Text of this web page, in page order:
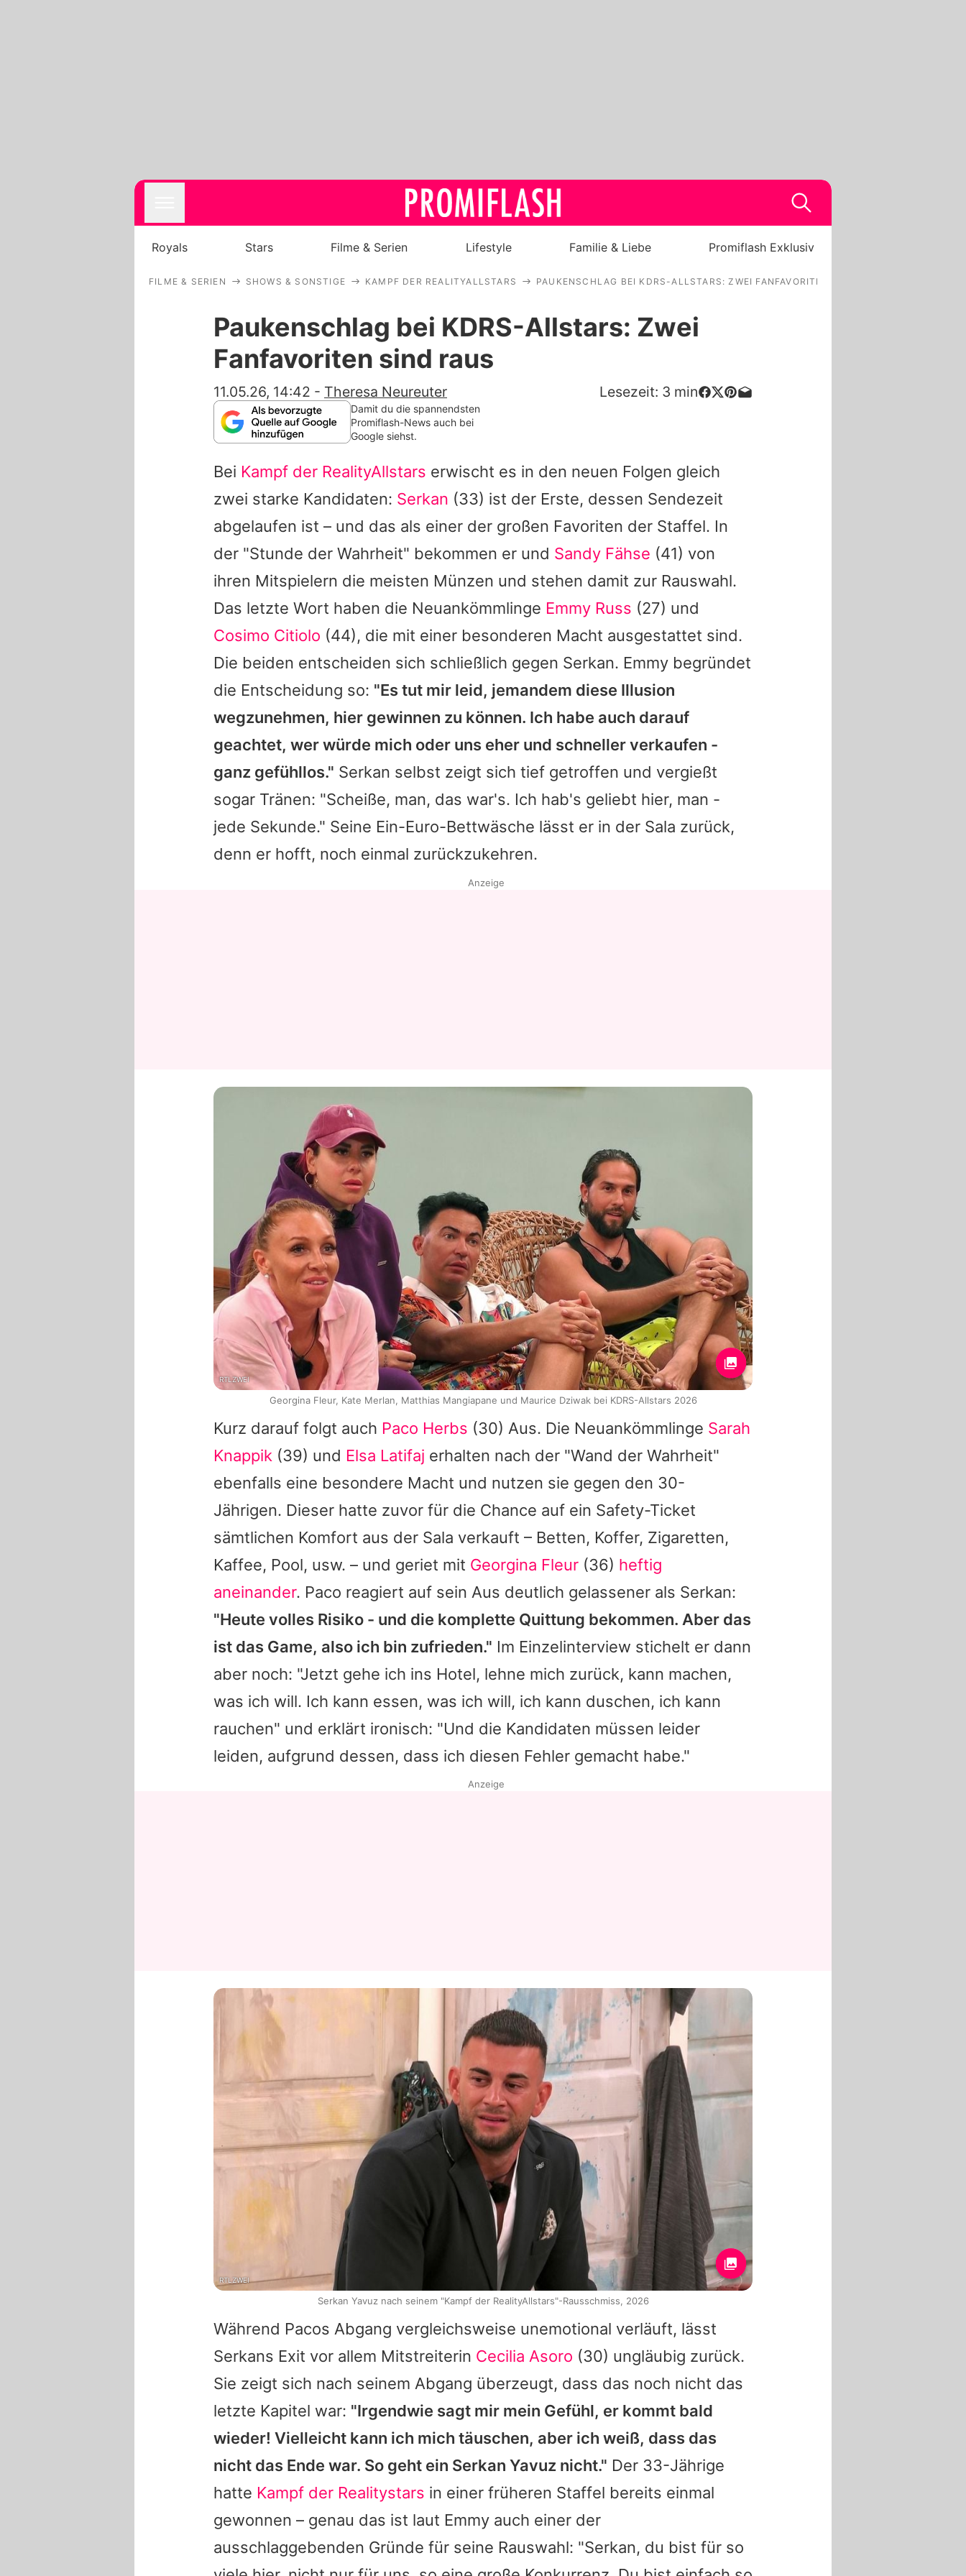
Royals
Stars
Familie & Liebe
App runterladen
Team
Redaktionelle Richtlinien
Impressum
Datenschutzerklärung
Nutzungsbedingungen
Royals Stars Filme & Serien Lifestyle Familie & Liebe Promiflash Exklusiv
FILME & SERIEN SHOWS & SONSTIGE KAMPF DER REALITYALLSTARS PAUKENSCHLAG BEI KDRS-ALLSTARS: ZWEI FANFAVORITEN SIND RAUS
Paukenschlag bei KDRS-Allstars: Zwei
Fanfavoriten sind raus
11.05.26, 14:42 - Theresa Neureuter Lesezeit: 3 min
Damit du die spannendsten
Promiflash-News auch bei
Google siehst.
Bei Kampf der RealityAllstars erwischt es in den neuen Folgen gleich
zwei starke Kandidaten: Serkan (33) ist der Erste, dessen Sendezeit
abgelaufen ist – und das als einer der großen Favoriten der Staffel. In
der "Stunde der Wahrheit" bekommen er und Sandy Fähse (41) von
ihren Mitspielern die meisten Münzen und stehen damit zur Rauswahl.
Das letzte Wort haben die Neuankömmlinge Emmy Russ (27) und
Cosimo Citiolo (44), die mit einer besonderen Macht ausgestattet sind.
Die beiden entscheiden sich schließlich gegen Serkan. Emmy begründet
die Entscheidung so: "Es tut mir leid, jemandem diese Illusion
wegzunehmen, hier gewinnen zu können. Ich habe auch darauf
geachtet, wer würde mich oder uns eher und schneller verkaufen -
ganz gefühllos." Serkan selbst zeigt sich tief getroffen und vergießt
sogar Tränen: "Scheiße, man, das war's. Ich hab's geliebt hier, man -
jede Sekunde." Seine Ein-Euro-Bettwäsche lässt er in der Sala zurück,
denn er hofft, noch einmal zurückzukehren.
Kurz darauf folgt auch Paco Herbs (30) Aus. Die Neuankömmlinge Sarah
Knappik (39) und Elsa Latifaj erhalten nach der "Wand der Wahrheit"
ebenfalls eine besondere Macht und nutzen sie gegen den 30-
Jährigen. Dieser hatte zuvor für die Chance auf ein Safety-Ticket
sämtlichen Komfort aus der Sala verkauft – Betten, Koffer, Zigaretten,
Kaffee, Pool, usw. – und geriet mit Georgina Fleur (36) heftig
aneinander. Paco reagiert auf sein Aus deutlich gelassener als Serkan:
"Heute volles Risiko - und die komplette Quittung bekommen. Aber das
ist das Game, also ich bin zufrieden." Im Einzelinterview stichelt er dann
aber noch: "Jetzt gehe ich ins Hotel, lehne mich zurück, kann machen,
was ich will. Ich kann essen, was ich will, ich kann duschen, ich kann
rauchen" und erklärt ironisch: "Und die Kandidaten müssen leider
leiden, aufgrund dessen, dass ich diesen Fehler gemacht habe."
Während Pacos Abgang vergleichsweise unemotional verläuft, lässt
Serkans Exit vor allem Mitstreiterin Cecilia Asoro (30) ungläubig zurück.
Sie zeigt sich nach seinem Abgang überzeugt, dass das noch nicht das
letzte Kapitel war: "Irgendwie sagt mir mein Gefühl, er kommt bald
wieder! Vielleicht kann ich mich täuschen, aber ich weiß, dass das
nicht das Ende war. So geht ein Serkan Yavuz nicht." Der 33-Jährige
hatte Kampf der Realitystars in einer früheren Staffel bereits einmal
gewonnen – genau das ist laut Emmy auch einer der
ausschlaggebenden Gründe für seine Rauswahl: "Serkan, du bist für so
Anzeige
RTLZWEI
Georgina Fleur, Kate Merlan, Matthias Mangiapane und Maurice Dziwak bei KDRS-Allstars 2026
Anzeige
RTLZWEI
Serkan Yavuz nach seinem "Kampf der RealityAllstars"-Rausschmiss, 2026